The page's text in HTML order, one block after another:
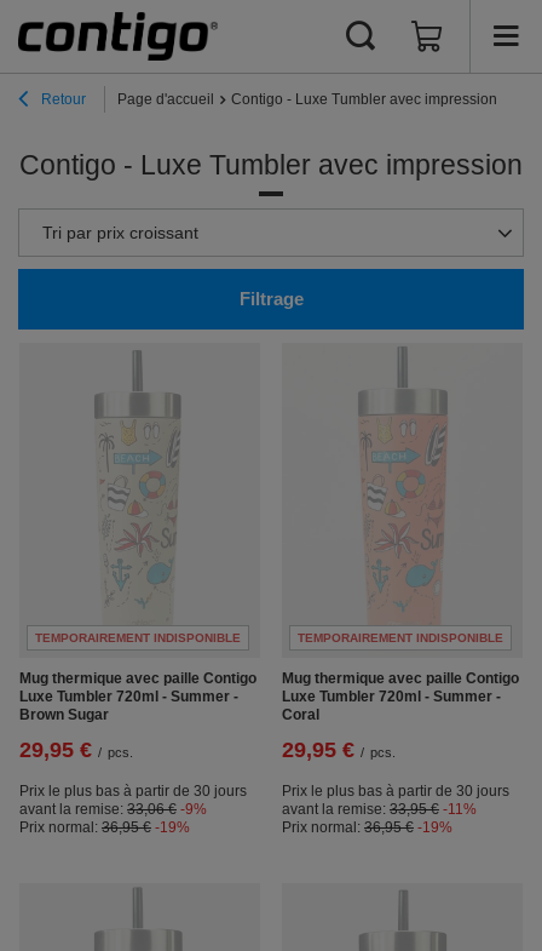
Retour Page d'accueil Contigo - Luxe Tumbler avec impression
Contigo - Luxe Tumbler avec impression
Zmień sortowanie
Tri par prix croissant
Filtrage
TEMPORAIREMENT INDISPONIBLE
Mug thermique avec paille Contigo
Luxe Tumbler 720ml - Summer -
Brown Sugar
29,95 € / pcs.
Prix le plus bas à partir de 30 jours
avant la remise: 33,06 € -9%
Prix normal: 36,95 € -19%
TEMPORAIREMENT INDISPONIBLE
Mug thermique avec paille Contigo
Luxe Tumbler 720ml - Summer -
Coral
29,95 € / pcs.
Prix le plus bas à partir de 30 jours
avant la remise: 33,95 € -11%
Prix normal: 36,95 € -19%